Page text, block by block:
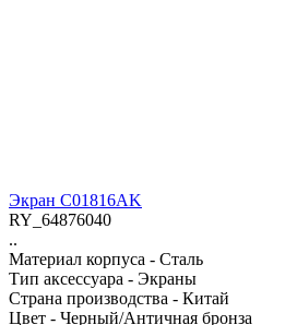
Экран C01816AK
RY_64876040
..
Материал корпуса - Сталь
Тип аксессуара - Экраны
Страна производства - Китай
Цвет - Черный/Античная бронза